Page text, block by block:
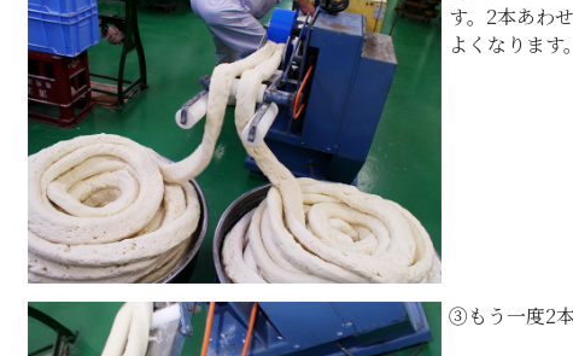
す。2本あわ
よくなります。
③もう一度2本